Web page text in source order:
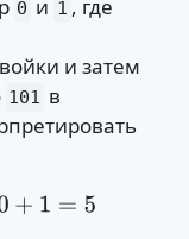
0 и 1 , где
и затем
101 в